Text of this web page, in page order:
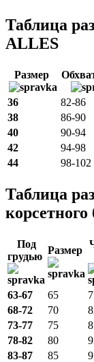
Таблица
ALLES
Размер
36
82-86
38
86-90
40
90-94
42
94-98
44
98-102
Таблица
Под
грудью
Размер
63-67 65
68-72
70
73-77
75
78-82
80
83-87
85